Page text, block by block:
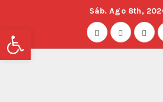
Sáb. Ago 8th,
Abrir barra de